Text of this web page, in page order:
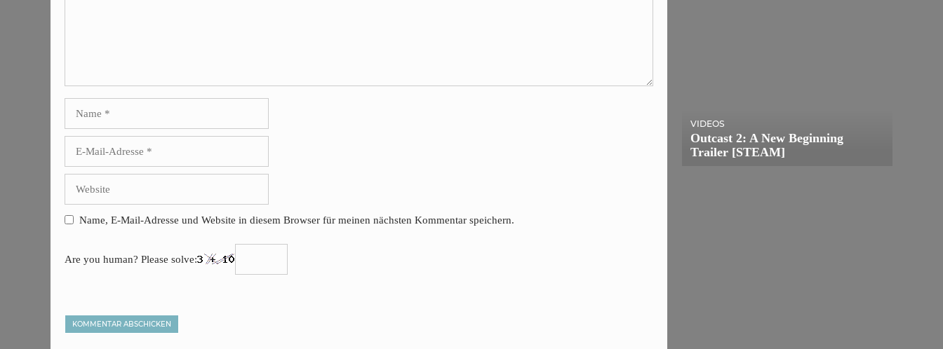
Adresse
Name, E-Mail-Adresse und Website in diesem Browser für meinen nächsten Kommentar speichern.
Are you human? Please solve:
Outcast 2: A New Beginning
Trailer [STEAM]
VIDEOS